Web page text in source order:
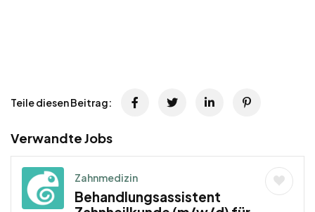
Teile diesen Beitrag:
Verwandte Jobs
Zahnmedizin
Behandlungsassistent